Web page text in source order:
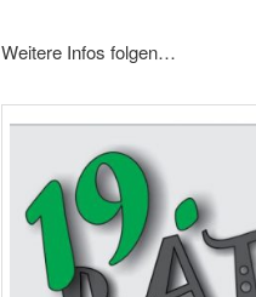
Weitere Infos folgen…